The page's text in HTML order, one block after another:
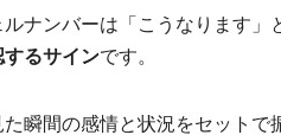
ナンバーは「こうなります」
するサインです。
瞬間の感情と状況をセットで